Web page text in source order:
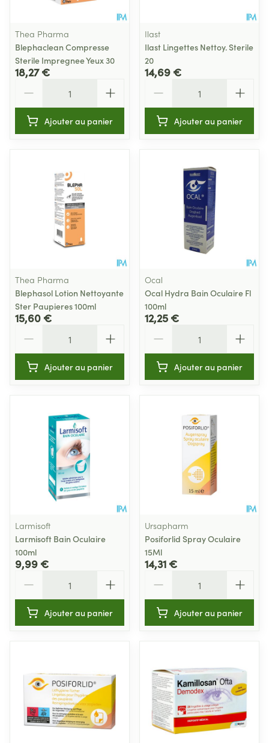
Thea Pharma
Blephaclean Compresse
Sterile Impregnee Yeux 30
18,27 €
Ajouter au panier
Ilast
Ilast Lingettes Nettoy. Sterile
20
14,69 €
Ajouter au panier
Thea Pharma
Blephasol Lotion Nettoyante
Ster Paupieres 100ml
15,60 €
Ajouter au panier
Ocal
Ocal Hydra Bain Oculaire Fl
100ml
12,25 €
Ajouter au panier
Larmisoft
Larmisoft Bain Oculaire
100ml
9,99 €
Ajouter au panier
Ursapharm
Posiforlid Spray Oculaire
15Ml
14,31 €
Ajouter au panier